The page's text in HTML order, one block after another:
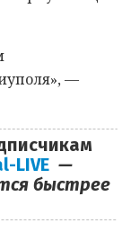
—
LIVE —
быстрее